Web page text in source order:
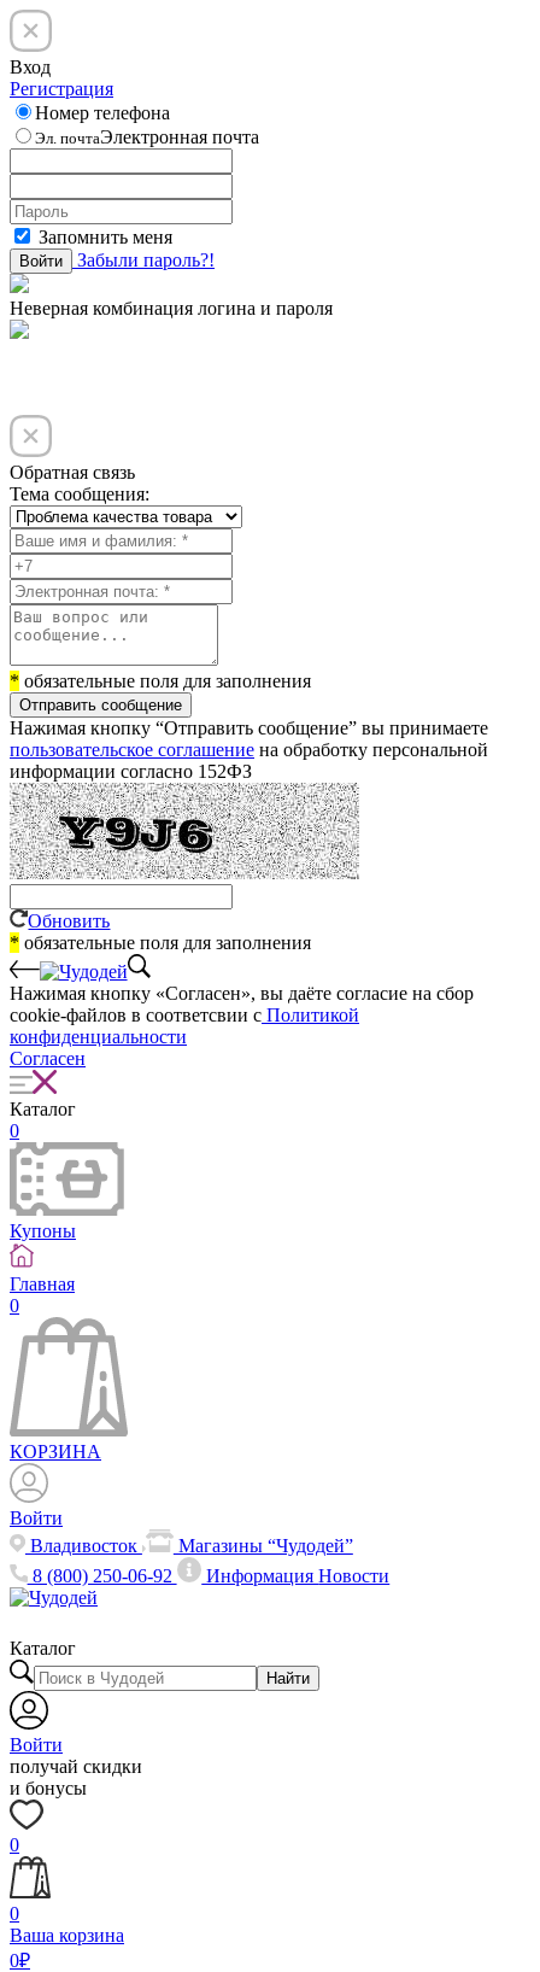
Вход
Регистрация
Номер телефона
Эл. почтаЭлектронная почта
Запомнить меня
Войти Забыли пароль?!
Неверная комбинация логина и пароля
Обратная связь
Тема сообщения:
* обязательные поля для заполнения
Отправить сообщение
Нажимая кнопку “Отправить сообщение” вы принимаете
пользовательское соглашение на обработку персональной
информации согласно 152ФЗ
Обновить
* обязательные поля для заполнения
Нажимая кнопку «Согласен», вы даёте cогласие на сбор
cookie-файлов в соответсвии с Политикой
конфиденциальности
Согласен
Каталог
0
Купоны
Главная
0
КОРЗИНА
Войти
Владивосток
Магазины “Чудодей”
8 (800) 250-06-92
ИнформацияНовости
Каталог
Найти
Войти
получай скидки
и бонусы
0
0
Ваша корзина
0₽